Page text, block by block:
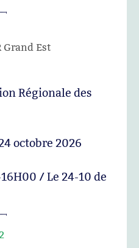
Grand Est
Régionale des
octobre 2026
/ Le 24-10 de